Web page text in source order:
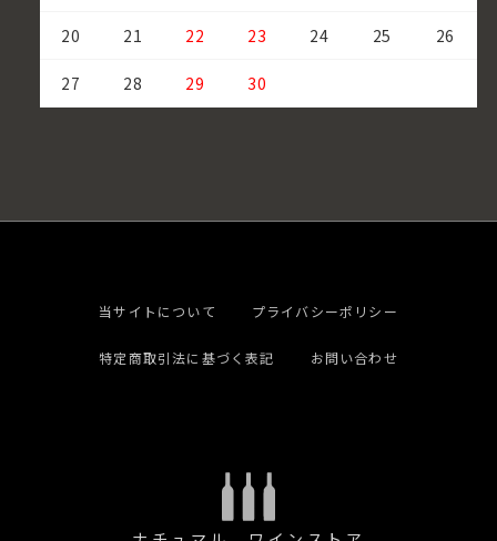
20 21 22 23 24 25 26
27 28 29 30
当サイトについて プライバシーポリシー
特定商取引法に基づく表記 お問い合わせ